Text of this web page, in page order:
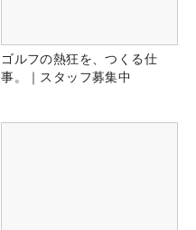
ゴルフの熱狂を、つくる仕
事。｜スタッフ募集中